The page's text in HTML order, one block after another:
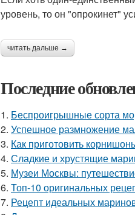
уровень, то он "опрокинет"
читать дальше →
Последние
1. Беспроигрышные сорта
2. Успешное размножение
3. Как приготовить
4. Сладкие и хрустящие
5. Музеи Москвы:
6. Топ-10 оригинальных
7. Рецепт идеальных